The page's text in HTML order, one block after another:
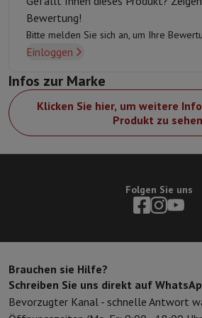
Gen7 Prozessors, der jedes Bild
außergewöhnliche Klarheit und Schärfe.
HDR Dolby Vision / HDR10 / HLG
Erleben Sie beeindruckende Bilder mit
einschließlich Dolby Vision, HDR10 und
Kontraste und präzise Details in dunklen
G-Sync- und FreeSync-Kompatibilität
Tauchen Sie ein in flüssige und
perfekte Synchronisation zwischen
Bildschirms und Grafikkarte gewährleistet.
Dolby Atmos
Atmos-Technologie, die ein immersives
und Ihre Lieblingsfilme, -sendungen und
erweckt.
Bewertung!
Bitte melden Sie sich an, um Ihre
Einloggen
Infos zur Marke
Klicken Sie hier, um weitere
Produkt zu
Folgen Sie uns
Brauchen sie Hilfe?
Schreiben Sie uns direkt auf
Bevorzugter Kanal - schnelle Antwort